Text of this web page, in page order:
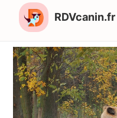
RDVcanin.fr